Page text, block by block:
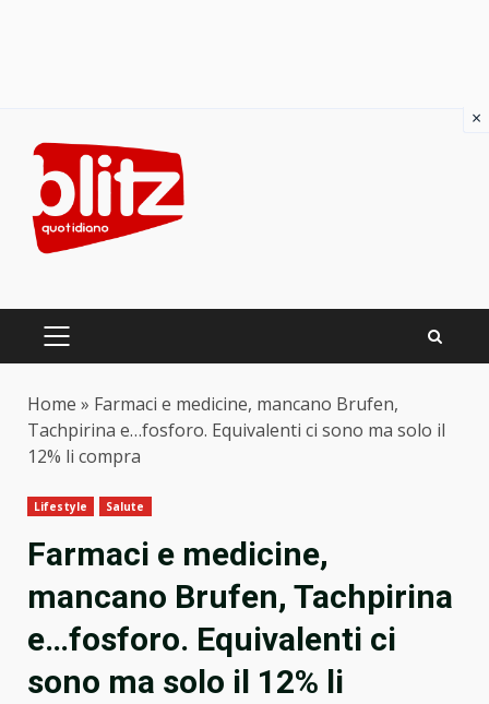
content
PRIMARY
Home » Farmaci e medicine, mancano Brufen,
Tachpirina e…fosforo. Equivalenti ci sono ma solo il
12% li compra
Lifestyle Salute
Farmaci e medicine,
mancano Brufen, Tachpirina
e…fosforo. Equivalenti ci
sono ma solo il 12% li
×